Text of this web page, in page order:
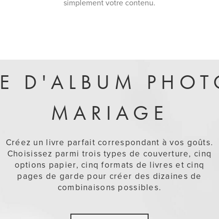
simplement votre contenu.
D'ALBUM
MARIAGE
Créez un livre parfait correspondant à vos goûts.
Choisissez parmi trois types de couverture, cinq
options papier, cinq formats de livres et cinq
pages de garde pour créer des dizaines de
combinaisons possibles.